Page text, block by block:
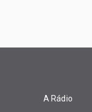
A Rádio